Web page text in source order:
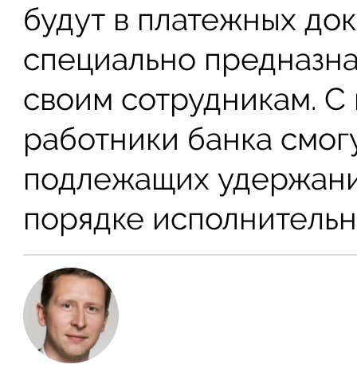
будут в платежных
специально
своим сотрудникам.
работники банка
подлежащих
порядке